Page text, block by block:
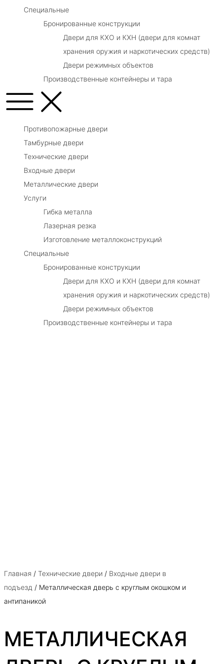
Специальные
Бронированные конструкции
Двери для КХО и КХН (двери для комнат
хранения оружия и наркотических средств)
Двери режимных объектов
Производственные контейнеры и тара
Противопожарные двери
Тамбурные двери
Технические двери
Входные двери
Металлические двери
Услуги
Гибка металла
Лазерная резка
Изготовление металлоконструкций
Специальные
Бронированные конструкции
Двери для КХО и КХН (двери для комнат
хранения оружия и наркотических средств)
Двери режимных объектов
Производственные контейнеры и тара
Главная / Технические двери / Входные двери в
подъезд / Металлическая дверь с круглым окошком и
антипаникой
МЕТАЛЛИЧЕСКАЯ